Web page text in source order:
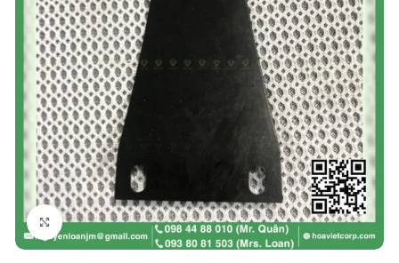
Click to enlarge